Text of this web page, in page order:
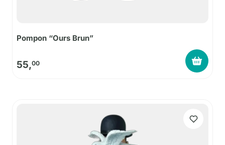
Pompon “Ours Brun”
55,00